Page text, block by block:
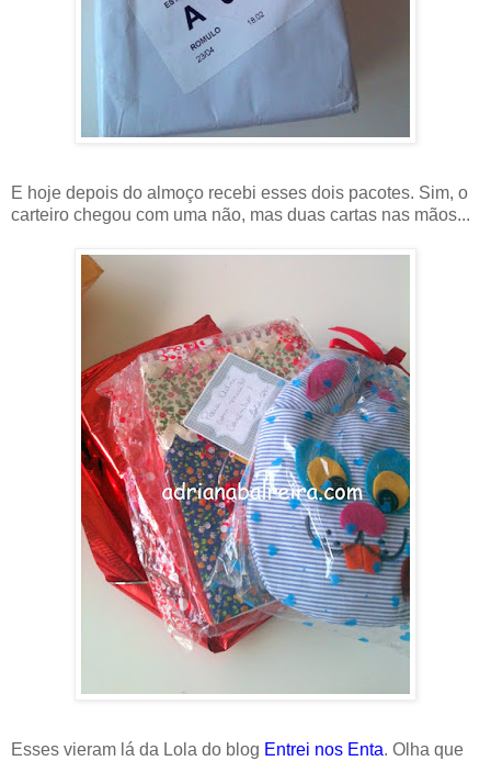
E hoje depois do almoço recebi esses dois pacotes. Sim, o
carteiro chegou com uma não, mas duas cartas nas mãos...
Esses vieram lá da Lola do blog Entrei nos Enta. Olha que